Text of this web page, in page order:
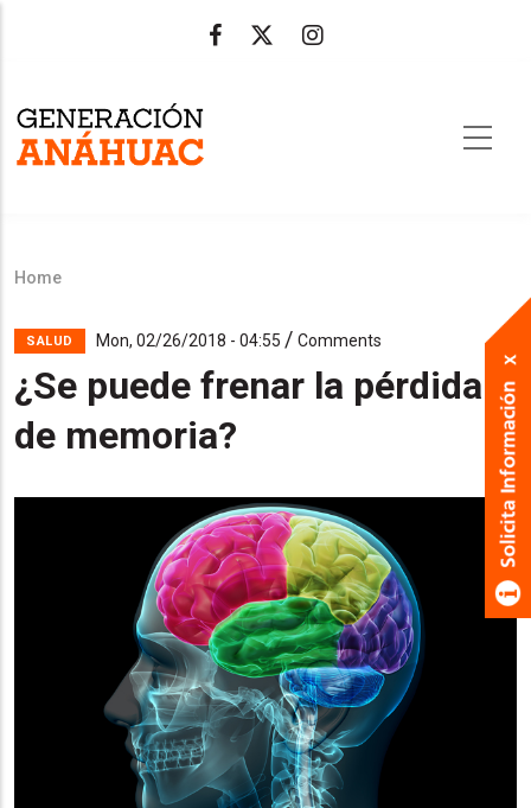
main
content
Breadcrumb
Home
SALUD Mon, 02/26/2018 - 04:55 / Comments
¿Se puede frenar la pérdida
de memoria?